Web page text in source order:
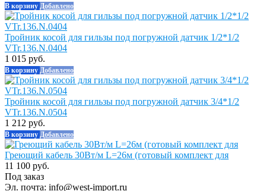
В корзину Добавлено
Тройник косой для гильзы под погружной датчик 1/2*1/2
VTr.136.N.0404
1 015 руб.
В корзину Добавлено
Тройник косой для гильзы под погружной датчик 3/4*1/2
VTr.136.N.0504
1 212 руб.
В корзину Добавлено
Греющий кабель 30Вт/м L=26м (готовый комплект для
11 100 руб.
Под заказ
Эл. почта: info@west-import.ru